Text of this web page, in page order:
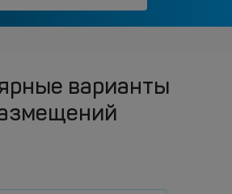
варианты